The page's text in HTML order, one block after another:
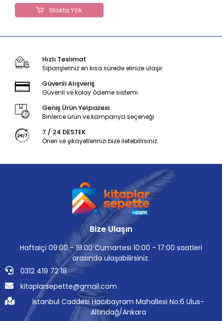
Stokta Yok
Hızlı Teslimat
Siparişleriniz en kısa sürede elinize ulaşır.
Güvenli Alışveriş
Güvenli ve kolay ödeme sistemi
Geniş Ürün Yelpazesi
Binlerce ürün ve kampanya seçeneği
7 / 24 DESTEK
Öneri ve şikayetlerinizi bize iletebilirsiniz.
Bize Ulaşın
Haftaiçi 09:00 - 19:00 Cumartesi 10:00 - 17:00 saatleri
arasında ulaşabilirsiniz.
0312 419 72 18
kitaplarsepette@gmail.com
İstanbul Caddesi Hacıbayram Mahallesi No:6 Ulus-
Altındağ/Ankara